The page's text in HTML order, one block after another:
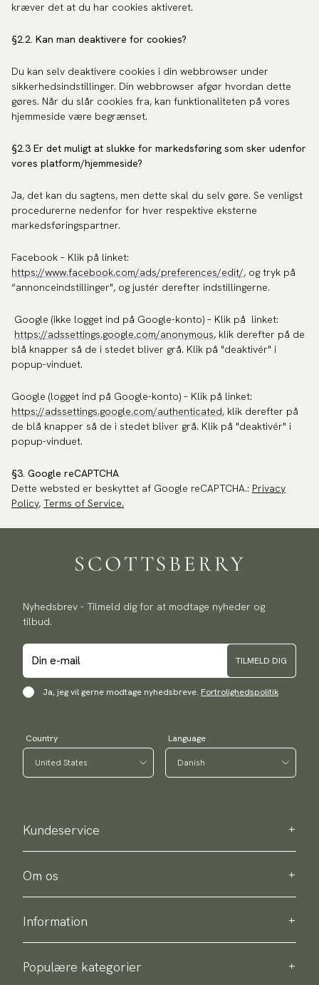
kræver det at du har cookies aktiveret.
§2.2. Kan man deaktivere for cookies?
Du kan selv deaktivere cookies i din webbrowser under
sikkerhedsindstillinger. Din webbrowser afgør hvordan dette
gøres. Når du slår cookies fra, kan funktionaliteten på vores
hjemmeside være begrænset.
§2.3 Er det muligt at slukke for markedsføring som sker udenfor
vores platform/hjemmeside?
Ja, det kan du sagtens, men dette skal du selv gøre. Se venligst
procedurerne nedenfor for hver respektive eksterne
markedsføringspartner.
Facebook – Klik på linket:
https://www.facebook.com/ads/preferences/edit/, og tryk på
“annonceindstillinger", og justér derefter indstillingerne.
Google (ikke logget ind på Google-konto) – Klik på linket:
https://adssettings.google.com/anonymous, klik derefter på de
blå knapper så de i stedet bliver grå. Klik på "deaktivér" i
popup-vinduet.
Google (logget ind på Google-konto) – Klik på linket:
https://adssettings.google.com/authenticated, klik derefter på
de blå knapper så de i stedet bliver grå. Klik på "deaktivér" i
popup-vinduet.
§3. Google reCAPTCHA
Dette websted er beskyttet af Google reCAPTCHA.: Privacy
Policy, Terms of Service.
Nyhedsbrev - Tilmeld dig for at modtage nyheder og
tilbud.
TILMELD DIG
Ja, jeg vil gerne modtage nyhedsbreve. Fortrolighedspolitik
Country Language
Kundeservice
Kontakt os
Bestellinformation
Om os
Om Scottsberry
Bæredygtighed
Persondatapolitik
Om vores produkter
Information
Levering
Retur & bytte
Populære kategorier